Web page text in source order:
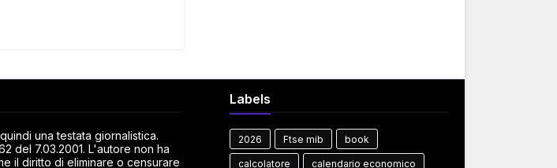
una testata giornalistica.
del 7.03.2001. L'autore non ha
il diritto di eliminare o censurare
Labels
2026 Ftse mib book
calcolatore calendario economico